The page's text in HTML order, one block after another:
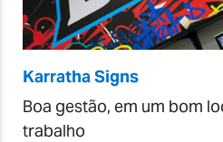
Karratha Signs
Boa gestão, em um bom
trabalho